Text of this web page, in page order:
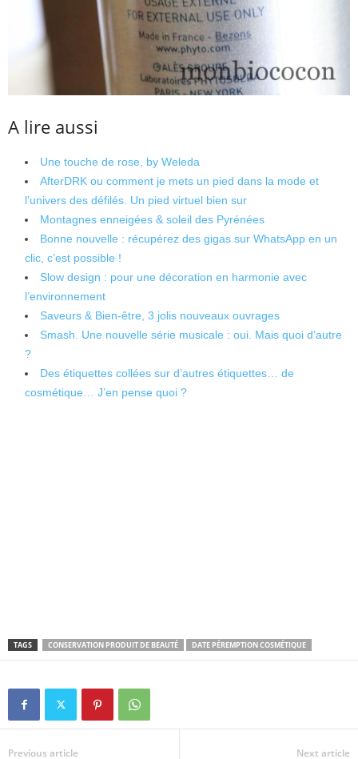
A lire aussi
Une touche de rose, by Weleda
AfterDRK ou comment je mets un pied dans la mode et
l’univers des défilés. Un pied virtuel bien sur
Montagnes enneigées & soleil des Pyrénées
Bonne nouvelle : récupérez des gigas sur WhatsApp en un
clic, c’est possible !
Slow design : pour une décoration en harmonie avec
l’environnement
Saveurs & Bien-être, 3 jolis nouveaux ouvrages
Smash. Une nouvelle série musicale : oui. Mais quoi d’autre
?
Des étiquettes collées sur d’autres étiquettes… de
cosmétique… J’en pense quoi ?
TAGS CONSERVATION PRODUIT DE BEAUTÉ DATE PÉREMPTION COSMÉTIQUE
Previous article Next article